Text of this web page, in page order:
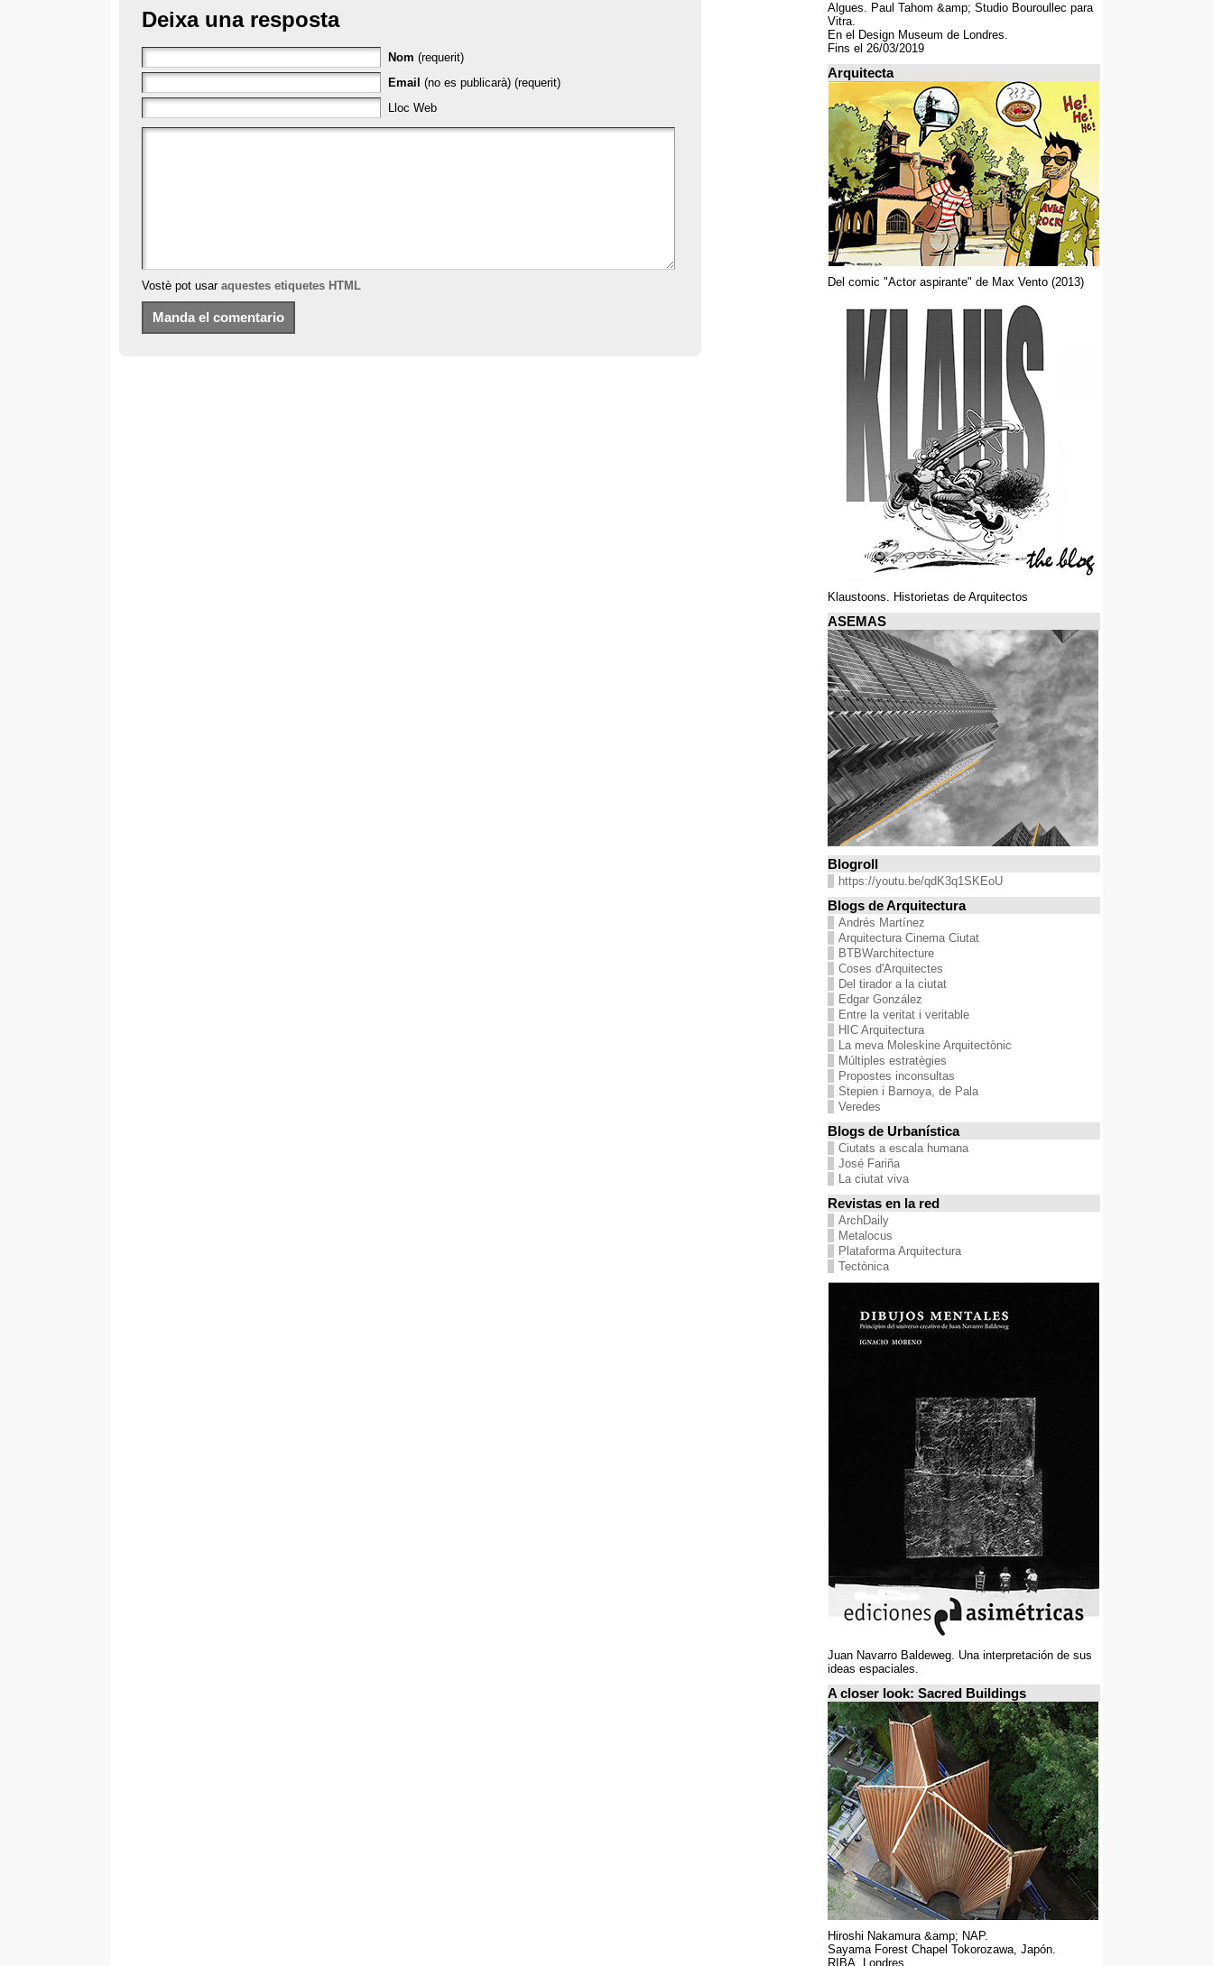
Deixa una resposta
Nom (requerit)
Email (no es publicarà) (requerit)
Lloc Web
Vostè pot usar aquestes etiquetes HTML
Algues. Paul Tahom &amp; Studio Bouroullec para
Vitra.
En el Design Museum de Londres.
Fins el 26/03/2019
Arquitecta
Del comic "Actor aspirante" de Max Vento (2013)
Klaustoons. Historietas de Arquitectos
ASEMAS
Blogroll
https://youtu.be/qdK3q1SKEoU
Blogs de Arquitectura
Andrés Martínez
Arquitectura Cinema Ciutat
BTBWarchitecture
Coses d'Arquitectes
Del tirador a la ciutat
Edgar González
Entre la veritat i veritable
HIC Arquitectura
La meva Moleskine Arquitectònic
Múltiples estratègies
Propostes inconsultas
Stepien i Barnoya, de Pala
Veredes
Blogs de Urbanística
Ciutats a escala humana
José Fariña
La ciutat viva
Revistas en la red
ArchDaily
Metalocus
Plataforma Arquitectura
Tectònica
Juan Navarro Baldeweg. Una interpretación de sus
ideas espaciales.
A closer look: Sacred Buildings
Hiroshi Nakamura &amp; NAP.
Sayama Forest Chapel Tokorozawa, Japón.
RIBA, Londres.